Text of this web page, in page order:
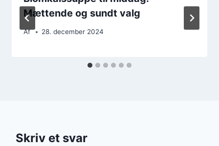
Mættende og sundt valg
Af 28. december 2024
Skriv et svar